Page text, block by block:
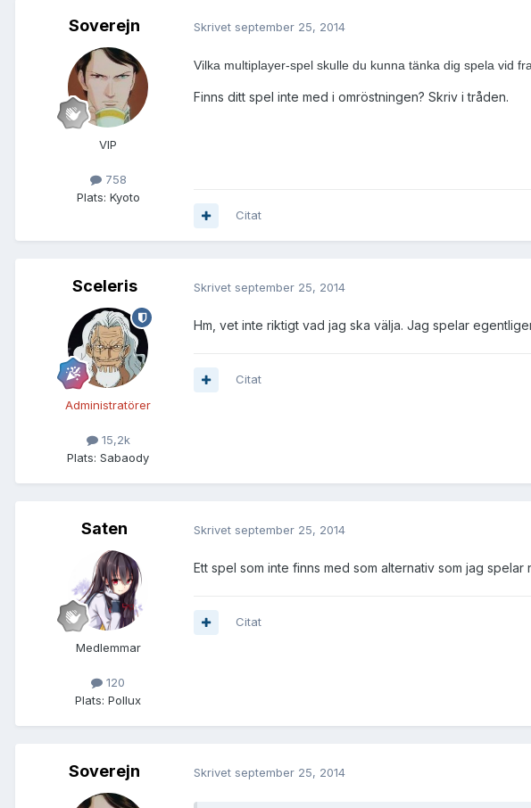
Soverejn
VIP
758
Plats: Kyoto
Skrivet september 25, 2014
Vilka multiplayer-spel skulle du kunna tänka dig spela vid
Finns ditt spel inte med i omröstningen? Skriv i tråden.
Citat
Sceleris
Administratörer
15,2k
Plats: Sabaody
Skrivet september 25, 2014
Hm, vet inte riktigt vad jag ska välja. Jag spelar
Citat
Saten
Medlemmar
120
Plats: Pollux
Skrivet september 25, 2014
Ett spel som inte finns med som alternativ som jag spelar
Citat
Soverejn Skrivet september 25, 2014